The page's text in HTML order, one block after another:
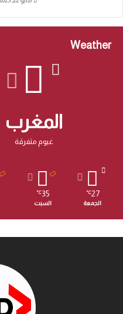
Weather
المغرب
غيوم متفرقة
27
℃
الجمعة
35
℃
السبت